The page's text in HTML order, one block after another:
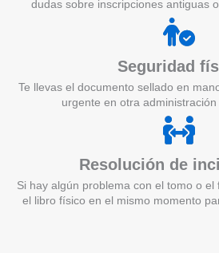
dudas sobre inscripciones antiguas
Seguridad
Te llevas el documento sellado en
urgente en otra administración
Resolución de
Si hay algún problema con el tomo o
el libro físico en el mismo momento